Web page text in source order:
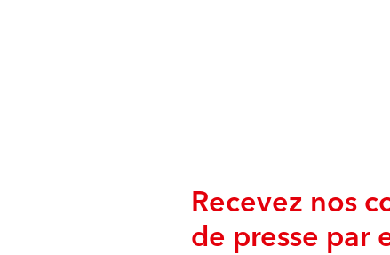
Recevez nos
de presse par